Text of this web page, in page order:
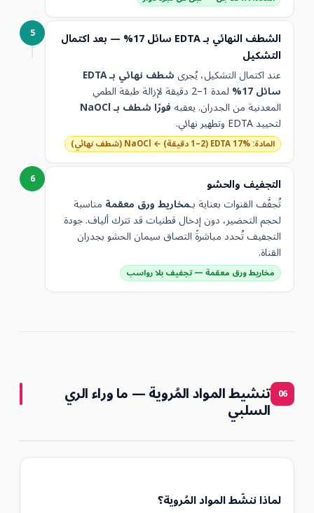
5 الشطف النهائي بـ EDTA سائل 17% — بعد اكتمال
التشكيل
عند اكتمال التشكيل، يُجرى شطف نهائي بـ EDTA
سائل 17% لمدة 1–2 دقيقة لإزالة طبقة الطمي
المعدنية من الجدران. يعقبه فورًا شطف بـ NaOCl
لتحييد EDTA وتطهير نهائي.
المادة: EDTA 17% (1–2 دقيقة) ← NaOCl (شطف نهائي)
6 التجفيف والحشو
تُجفَّف القنوات بعناية بـمخاريط ورق معقمة مناسبة
لحجم التحضير، دون إدخال قطنيات قد تترك ألياف. جودة
التجفيف تُحدد مباشرةً التصاق سيمان الحشو بجدران
القناة.
مخاريط ورق معقمة — تجفيف بلا رواسب
06 تنشيط المواد المُروية — ما وراء الري
السلبي
لماذا ننشّط المواد المُروية؟